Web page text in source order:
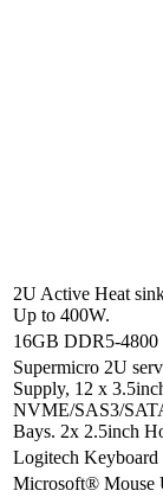
2U Active Heat
Up to 400W.
16GB DDR5-4800
Supermicro 2U
Supply, 12 x
NVME/SAS3/
Bays. 2x 2.5inch
Logitech Keyboard
Microsoft® Mouse